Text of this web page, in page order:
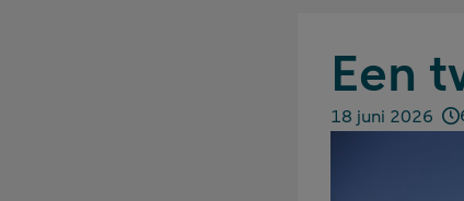
Een
Gepubliceerd op:
18 juni 2026